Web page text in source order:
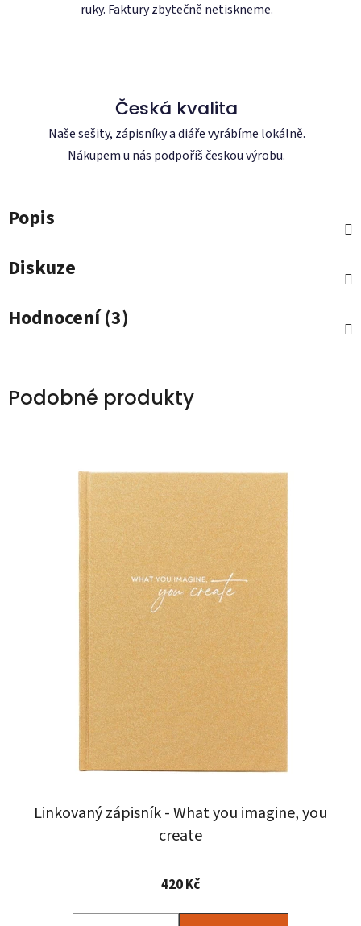
ruky. Faktury zbytečně netiskneme.
Česká kvalita
Naše sešity, zápisníky a diáře vyrábíme lokálně.
Nákupem u nás podpoříš českou výrobu.
Popis
Diskuze
Hodnocení (3)
Podobné produkty
Linkovaný zápisník - What you imagine, you
create
hodnocení
produktu
420 Kč